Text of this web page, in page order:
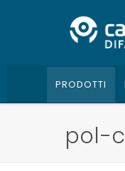
PRODOTTI
pol-